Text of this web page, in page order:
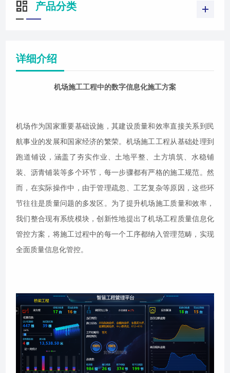
产品分类
详细介绍
机场施工工程中的数字信息化施工方案
机场作为国家重要基础设施，其建设质量和效率直接关系到民
航事业的发展和国家经济的繁荣。机场施工工程从基础处理到
跑道铺设，涵盖了夯实作业、土地平整、土方填筑、水稳铺
装、沥青铺装等多个环节，每一步骤都有严格的施工规范。然
而，在实际操作中，由于管理疏忽、工艺复杂等原因，这些环
节往往是质量问题的多发区。为了提升机场施工质量和效率，
我们整合现有系统模块，创新性地提出了机场工程质量信息化
管控方案，将施工过程中的每一个工序都纳入管理范畴，实现
全面质量信息化管控。